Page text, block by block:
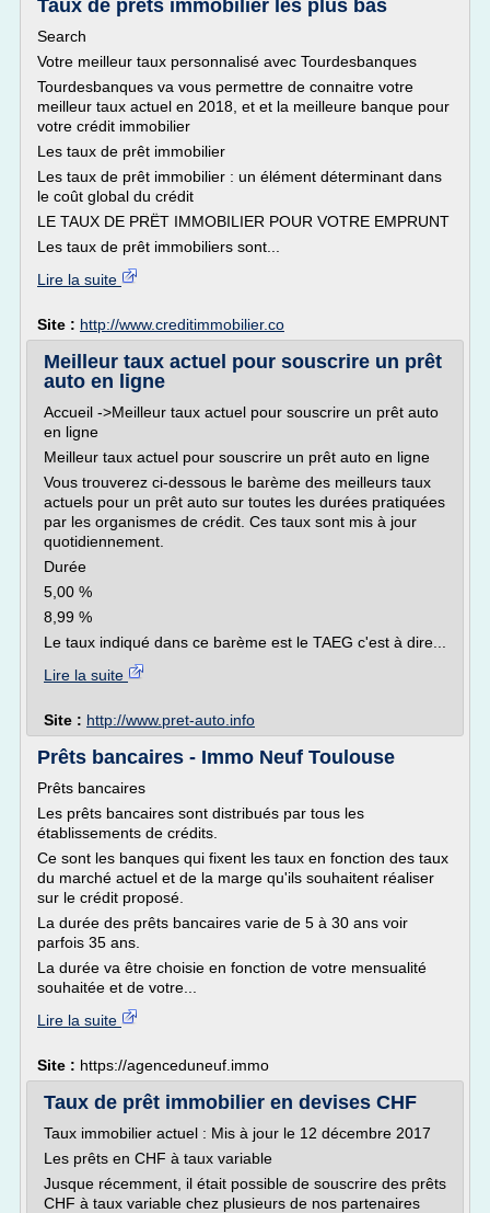
Taux de prêts immobilier les plus bas
Search
Votre meilleur taux personnalisé avec Tourdesbanques
Tourdesbanques va vous permettre de connaitre votre
meilleur taux actuel en 2018, et et la meilleure banque pour
votre crédit immobilier
Les taux de prêt immobilier
Les taux de prêt immobilier : un élément déterminant dans
le coût global du crédit
LE TAUX DE PRËT IMMOBILIER POUR VOTRE EMPRUNT
Les taux de prêt immobiliers sont...
Lire la suite
Site : http://www.creditimmobilier.co
Meilleur taux actuel pour souscrire un prêt
auto en ligne
Accueil ->Meilleur taux actuel pour souscrire un prêt auto
en ligne
Meilleur taux actuel pour souscrire un prêt auto en ligne
Vous trouverez ci-dessous le barème des meilleurs taux
actuels pour un prêt auto sur toutes les durées pratiquées
par les organismes de crédit. Ces taux sont mis à jour
quotidiennement.
Durée
5,00 %
8,99 %
Le taux indiqué dans ce barème est le TAEG c'est à dire...
Lire la suite
Site : http://www.pret-auto.info
Prêts bancaires - Immo Neuf Toulouse
Prêts bancaires
Les prêts bancaires sont distribués par tous les
établissements de crédits.
Ce sont les banques qui fixent les taux en fonction des taux
du marché actuel et de la marge qu'ils souhaitent réaliser
sur le crédit proposé.
La durée des prêts bancaires varie de 5 à 30 ans voir
parfois 35 ans.
La durée va être choisie en fonction de votre mensualité
souhaitée et de votre...
Lire la suite
Site : https://agenceduneuf.immo
Taux de prêt immobilier en devises CHF
Taux immobilier actuel : Mis à jour le 12 décembre 2017
Les prêts en CHF à taux variable
Jusque récemment, il était possible de souscrire des prêts
CHF à taux variable chez plusieurs de nos partenaires